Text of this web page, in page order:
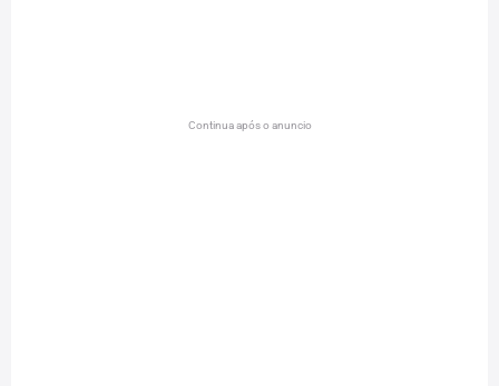
Continua após o anuncio